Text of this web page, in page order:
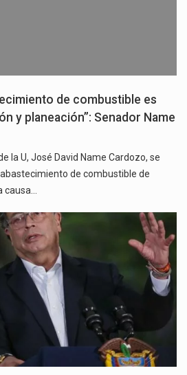
de combustible es
y planeación”: Senador Name
la U, José David Name Cardozo, se
de combustible de